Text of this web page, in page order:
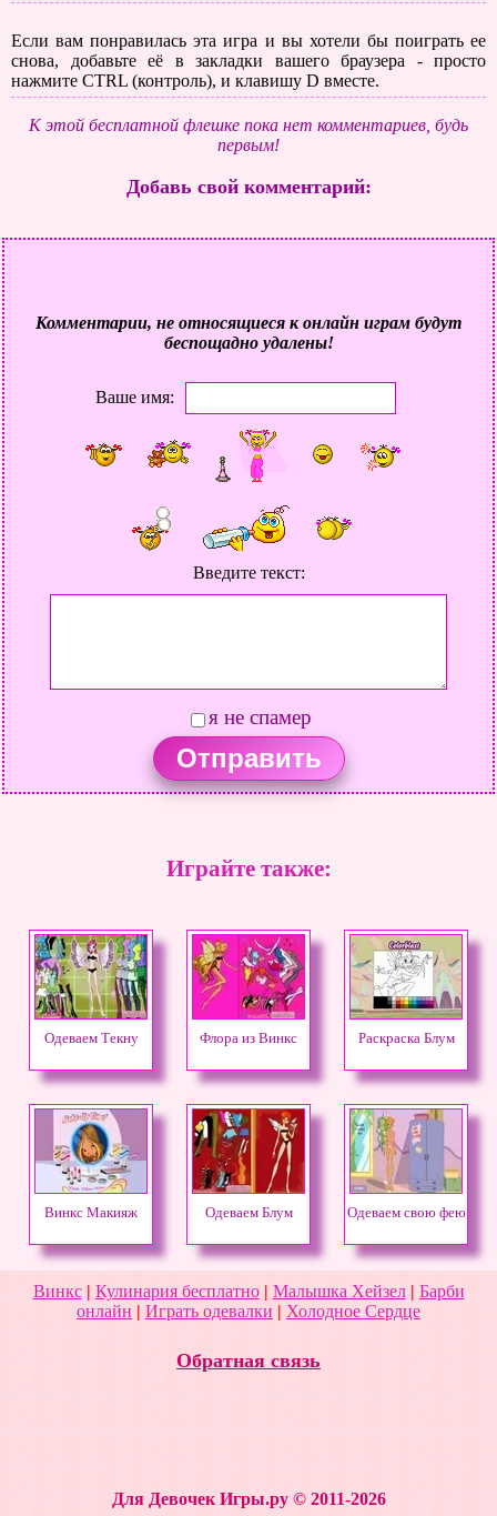
Если вам понравилась эта игра и вы хотели бы поиграть ее
снова, добавьте её в закладки вашего браузера - просто
нажмите CTRL (контроль), и клавишу D вместе.
К этой бесплатной флешке пока нет комментариев, будь
первым!
Добавь свой комментарий:
Комментарии, не относящиеся к онлайн играм будут
беспощадно удалены!
Ваше имя:
Введите текст:
я не спамер
Играйте также:
Одеваем Текну Флора из Винкс Раскраска Блум
Винкс Макияж Одеваем Блум Одеваем свою фею
Винкс| Кулинария бесплатно| Малышка Хейзел| Барби
онлайн | Играть одевалки | Холодное Сердце
Обратная связь
Для Девочек Игры.ру © 2011-2026